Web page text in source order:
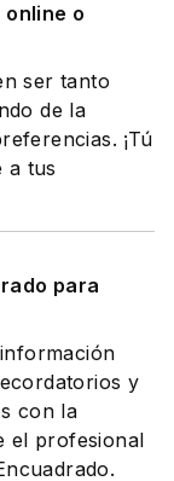
online o
ser tanto
de la
¡Tú
a tus
para
y
con la
el profesional